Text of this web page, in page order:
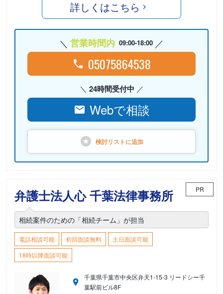
詳しくはこちら
営業時間内 09:00-18:00
05075864538
24時間受付中
Webで相談
検討リストに追加
弁護士法人心 千葉法律事務所 PR
相続案件のための「相続チーム」が担当
電話相談可能 初回面談無料
土日面談可能
18時以降面談可能
千葉県千葉市中央区弁天1-15-3 リードシー千
葉駅前ビル8F